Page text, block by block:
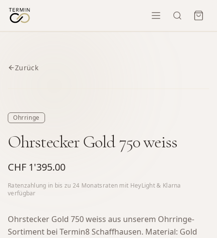
Zurück
Ohrringe
Ohrstecker Gold 750 weiss
CHF 1'395.00
Ratenzahlung in bis zu 24 Monatsraten mit HeyLight & Klarna
verfügbar
Ohrstecker Gold 750 weiss aus unserem Ohrringe-
Sortiment bei Termin8 Schaffhausen. Material: Gold